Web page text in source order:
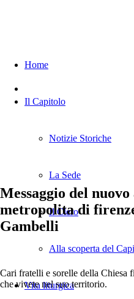
Home
Il Capitolo
Notizie Storiche
La Sede
Il Clero
Alla scoperta del
Vita liturgica
Messaggio del
metropolita di
Gambelli
Cari fratelli e sorelle della Chiesa
che vivete nel suo territorio.